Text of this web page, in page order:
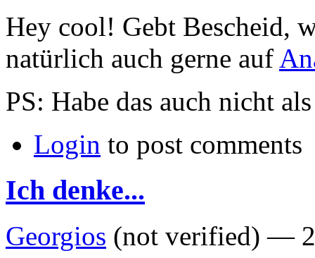
Hey cool! Gebt Bescheid,
natürlich auch gerne auf
PS: Habe das auch nicht
Login to post comments
Ich denke...
Georgios (not verified) —